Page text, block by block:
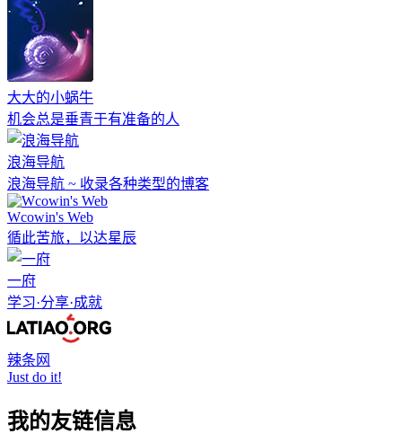
大大的小蜗牛
机会总是垂青于有准备的人
浪海导航
浪海导航 ~ 收录各种类型的博客
Wcowin's Web
循此苦旅，以达星辰
一府
学习·分享·成就
辣条网
Just do it!
我的友链信息